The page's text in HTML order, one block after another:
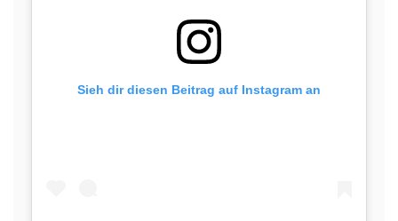
Sieh dir diesen Beitrag auf Instagram an